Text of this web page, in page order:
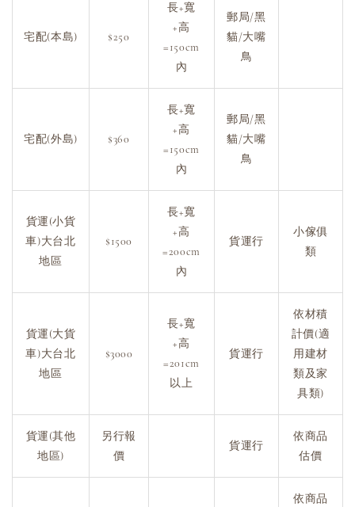
宅配(本島) $250
長+寬
+高
=150cm
內
郵局/黑
貓/大嘴
鳥
宅配(外島) $360
長+寬
+高
=150cm
內
郵局/黑
貓/大嘴
鳥
貨運(小貨
車)大台北
地區
$1500
長+寬
+高
=200cm
內
貨運行
小傢俱
類
貨運(大貨
車)大台北
地區
$3000
長+寬
+高
=201cm
以上
貨運行
依材積
計價(適
用建材
類及家
具類)
貨運(其他
地區)
另行報
價
貨運行
依商品
估價
依商品